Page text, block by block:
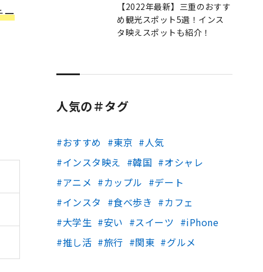
ー
【2022年最新】三重のおすす
め観光スポット5選！インス
タ映えスポットも紹介！
人気の＃タグ
おすすめ 東京
人気
インスタ映え
韓国
オシャレ
アニメ
カップル
デート
インスタ
食べ歩き
カフェ
大学生
安い スイーツ
iPhone
推し活
旅行 関東 グルメ